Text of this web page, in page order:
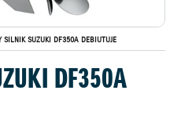
SILNIK SUZUKI DF350A DEBIUTUJE
DF350A